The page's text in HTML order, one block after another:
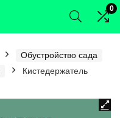
0
Обустройство сада
Кистедержатель